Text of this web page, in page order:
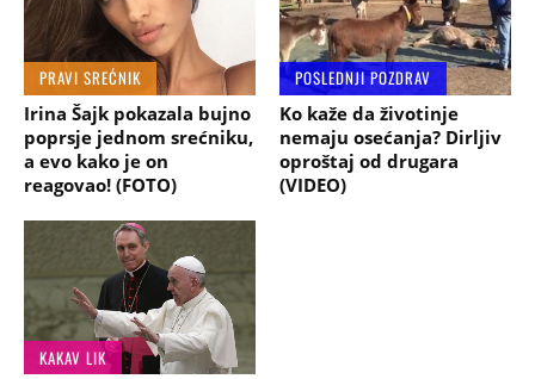
PRAVI SREĆNIK
Irina Šajk pokazala bujno
poprsje jednom srećniku,
a evo kako je on
reagovao! (FOTO)
POSLEDNJI POZDRAV
Ko kaže da životinje
nemaju osećanja? Dirljiv
oproštaj od drugara
(VIDEO)
KAKAV LIK